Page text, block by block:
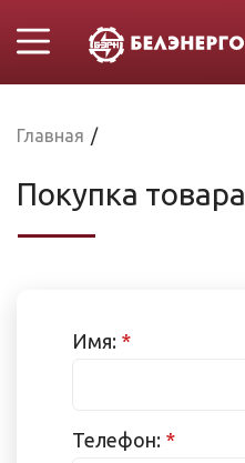
Главная /
Покупка товара
Имя: *
Телефон: *